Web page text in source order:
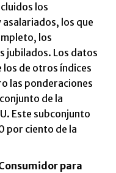
los
los que
los
jubilados. Los datos
los de otros índices
las ponderaciones
de la
Este subconjunto
por ciento de la
para